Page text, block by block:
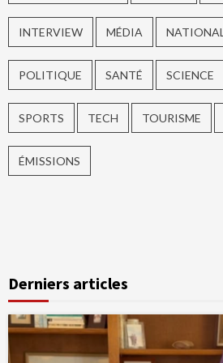
INTERVIEW MÉDIA NATIONAL
POLITIQUE SANTÉ SCIENCE
SPORTS TECH TOURISME
ÉMISSIONS
Derniers articles